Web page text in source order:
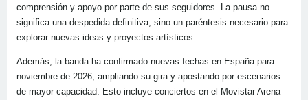
comprensión y apoyo por parte de sus seguidores. La pausa no
significa una despedida definitiva, sino un paréntesis necesario para
explorar nuevas ideas y proyectos artísticos.
Además, la banda ha confirmado nuevas fechas en España para
noviembre de 2026, ampliando su gira y apostando por escenarios
de mayor capacidad. Esto incluye conciertos en el Movistar Arena